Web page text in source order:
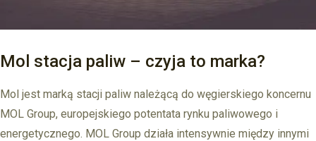
Mol stacja paliw – czyja to marka?
Mol jest marką stacji paliw należącą do węgierskiego koncernu
MOL Group, europejskiego potentata rynku paliwowego i
energetycznego. MOL Group działa intensywnie między innymi